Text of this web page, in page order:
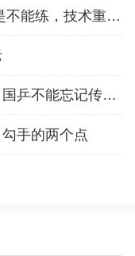
业余练乒乓球:反手拧拉不是不能练，技术重点就不在手上
一拍振醒中国体育的春天，国乒不能忘记传奇前辈这份初心！
手的两个点